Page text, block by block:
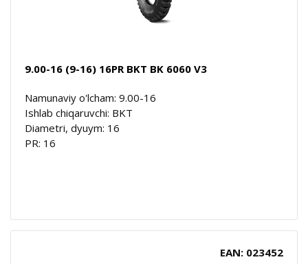
9.00-16 (9-16) 16PR BKT BK 6060 V3
Namunaviy o'lcham: 9.00-16
Ishlab chiqaruvchi: BKT
Diametri, dyuym: 16
PR: 16
EAN: 023452